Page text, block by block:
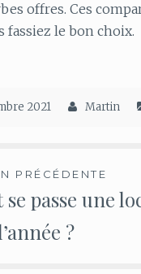
offres. Ces
fassiez le bon choix.
2021 Martin
PRÉCÉDENTE
passe une
?